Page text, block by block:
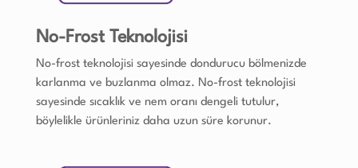
No-Frost Teknolojisi
No-frost teknolojisi sayesinde dondurucu bölmenizde
karlanma ve buzlanma olmaz. No-frost teknolojisi
sayesinde sıcaklık ve nem oranı dengeli tutulur,
böylelikle ürünleriniz daha uzun süre korunur.